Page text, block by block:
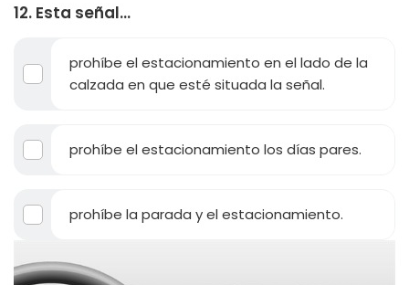
12. Esta señal…
prohíbe el estacionamiento en el lado de la
calzada en que esté situada la señal.
prohíbe el estacionamiento los días pares.
prohíbe la parada y el estacionamiento.